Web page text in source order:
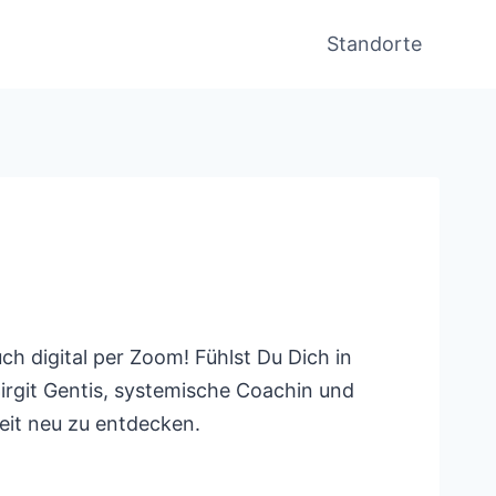
Standorte
digital per Zoom! Fühlst Du Dich in
Gentis, systemische Coachin und
neu zu entdecken.